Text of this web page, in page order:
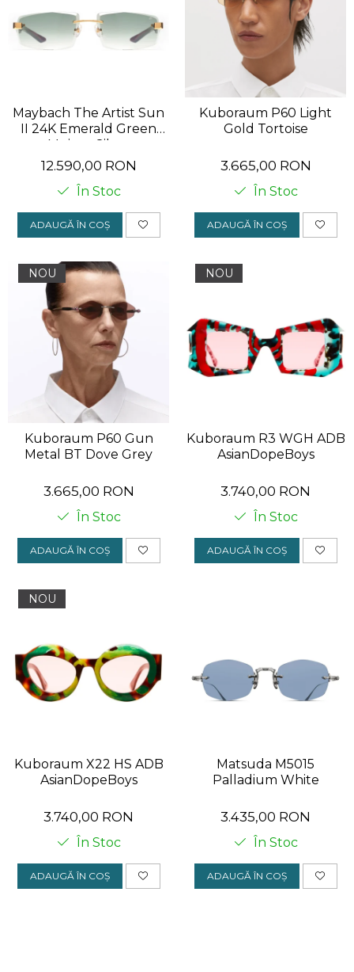
Minimalist
Retro-chic
hipoalergenic
Retro-chic
Last chance %
Cartier
CAZAL
DITA
DITA LANCIER
EXALTO
FACE A FACE
GIORGIO ARMANI
GUCCI
JOOLY
KUBORAUM
LAPIMA
LA LOOP
LINDA FARROW
MATSUDA
MAUI JIM
MAYBACH
MIU MIU
MYKITA
OAKLEY
OLIVER PEOPLES
OXIBIS
PERSOL
PETER AND MAY
PRADA
RAY-BAN
Maybach The Artist Sun
II 24K Emerald Green
Mojave Silver
12.590,00 RON
În Stoc
ADAUGĂ ÎN COȘ
Kuboraum P60 Light
Gold Tortoise
3.665,00 RON
În Stoc
ADAUGĂ ÎN COȘ
NOU
Kuboraum P60 Gun
Metal BT Dove Grey
3.665,00 RON
În Stoc
ADAUGĂ ÎN COȘ
NOU
Kuboraum R3 WGH ADB
AsianDopeBoys
3.740,00 RON
În Stoc
ADAUGĂ ÎN COȘ
NOU
Kuboraum X22 HS ADB
AsianDopeBoys
3.740,00 RON
În Stoc
ADAUGĂ ÎN COȘ
Matsuda M5015
Palladium White
3.435,00 RON
În Stoc
ADAUGĂ ÎN COȘ